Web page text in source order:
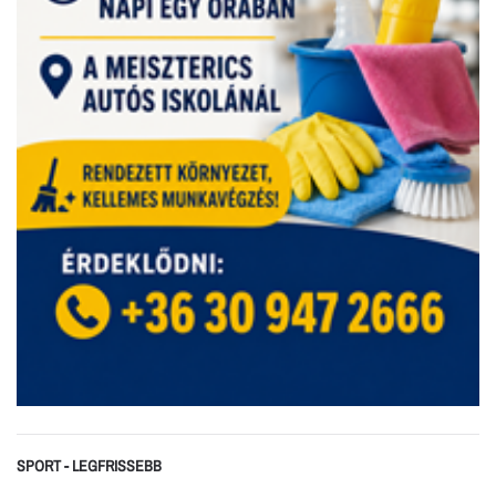
SPORT - LEGFRISSEBB